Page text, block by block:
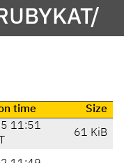
time Size
11:51
61 KiB